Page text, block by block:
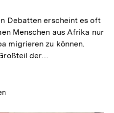
Debatten erscheint es oft
Menschen aus Afrika nur
migrieren zu können.
der…